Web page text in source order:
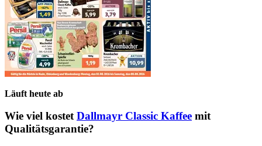
Läuft heute ab
Wie viel kostetDallmayr Classic Kaffee mit
Qualitätsgarantie?